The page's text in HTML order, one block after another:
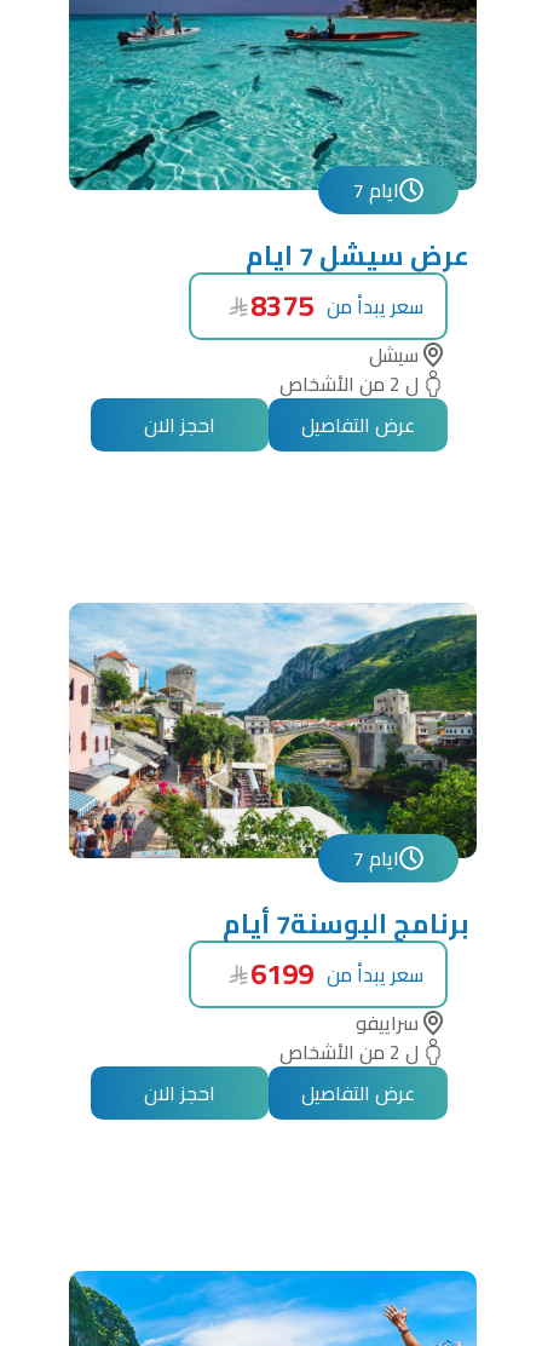
7 ايام
عرض سيشل 7 ايام
8375 سعر يبدأ من
سيشل
ل 2 من الأشخاص
احجز الان
عرض التفاصيل
7 ايام
برنامج البوسنة7 أيام
6199 سعر يبدأ من
سراييفو
ل 2 من الأشخاص
احجز الان
عرض التفاصيل